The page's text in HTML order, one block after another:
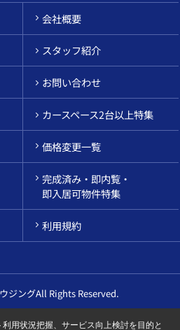
会社概要
スタッフ紹介
お問い合わせ
カースペース2台以上特集
価格変更一覧
完成済み・即内覧・
即入居可物件特集
利用規約
ジングAll Rights Reserved.
用状況把握、サービス向上検討を目的と